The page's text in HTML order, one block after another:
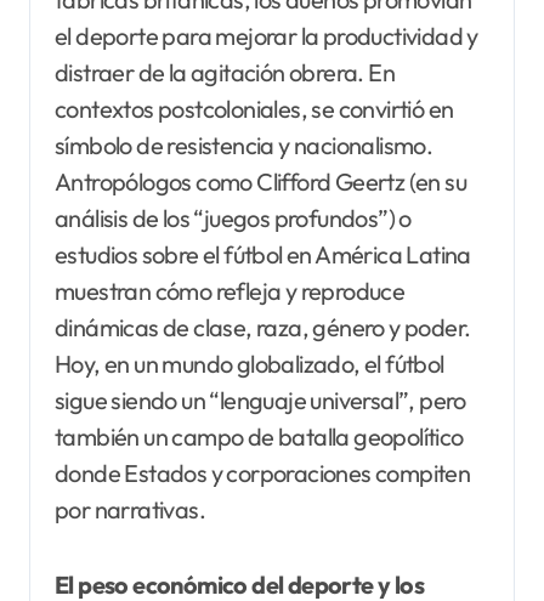
el deporte para mejorar la productividad y
distraer de la agitación obrera. En
contextos postcoloniales, se convirtió en
símbolo de resistencia y nacionalismo.
Antropólogos como Clifford Geertz (en su
análisis de los “juegos profundos”) o
estudios sobre el fútbol en América Latina
muestran cómo refleja y reproduce
dinámicas de clase, raza, género y poder.
Hoy, en un mundo globalizado, el fútbol
sigue siendo un “lenguaje universal”, pero
también un campo de batalla geopolítico
donde Estados y corporaciones compiten
por narrativas.
El peso económico del deporte y los